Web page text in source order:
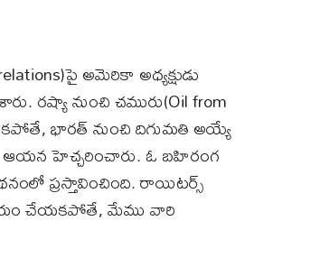
అమెరికా అధ్యక్షుడు
రష్యా నుంచి చమురు(Oil from
భారత్ నుంచి దిగుమతి అయ్యే
ఆయన హెచ్చరించారు. ఓ బహిరంగ
ప్రస్తావించింది. రాయిటర్స్
చేయకపోతే, మేము వారి